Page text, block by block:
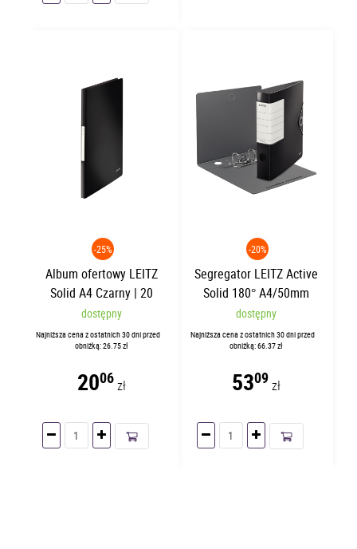
-25%
Album ofertowy LEITZ
Solid A4 Czarny | 20
koszulek | 45641095
dostępny
Najniższa cena z ostatnich 30 dni przed
obniżką: 26.75 zł
2006zł
-20%
Segregator LEITZ Active
Solid 180° A4/50mm
Czarny 11130095
dostępny
Najniższa cena z ostatnich 30 dni przed
obniżką: 66.37 zł
5309 zł